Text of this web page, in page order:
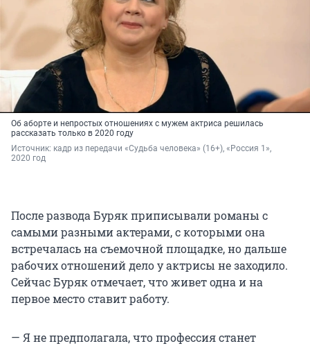
Об аборте и непростых отношениях с мужем актриса решилась
рассказать только в 2020 году
Источник: кадр из передачи «Судьба человека» (16+), «Россия 1»,
2020 год
После развода Буряк приписывали романы с
самыми разными актерами, с которыми она
встречалась на съемочной площадке, но дальше
рабочих отношений дело у актрисы не заходило.
Сейчас Буряк отмечает, что живет одна и на
первое место ставит работу.
— Я не предполагала, что профессия станет